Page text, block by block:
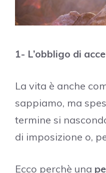
1- L’obbligo di
La vita è anche
sappiamo, ma
termine si
di imposizione o,
Ecco perchè una